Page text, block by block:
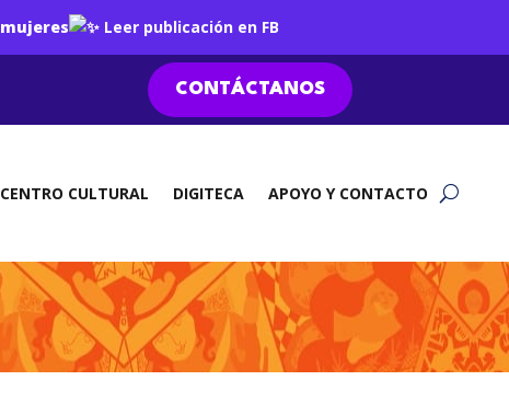
Leer publicación en FB
CONTÁCTANOS
CENTRO CULTURAL DIGITECA APOYO Y CONTACTO